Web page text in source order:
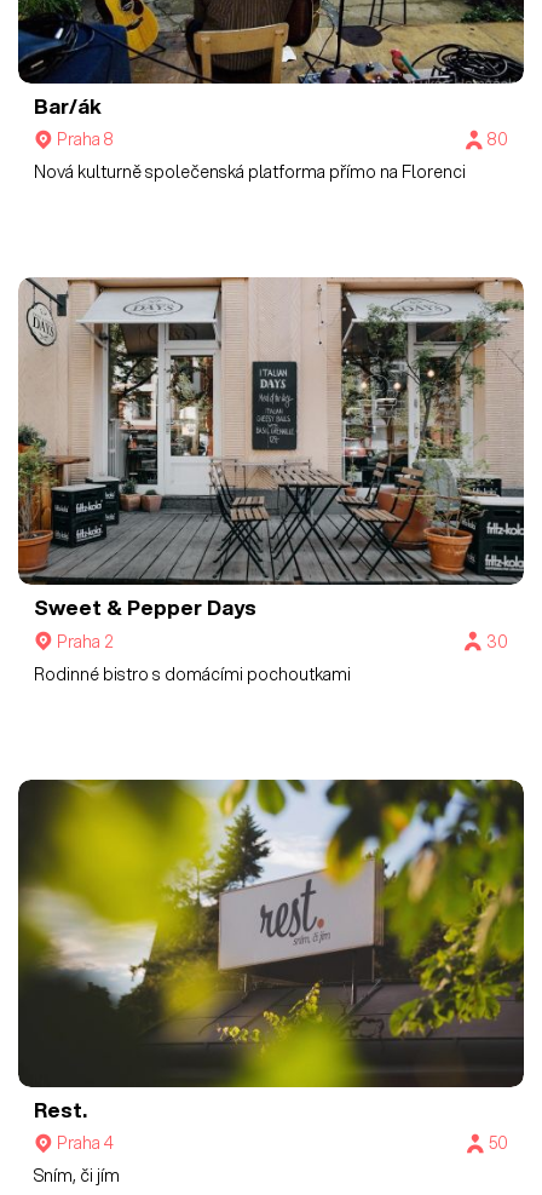
Bar/ák
Praha 8
80
Nová kulturně společenská platforma přímo na Florenci
Sweet & Pepper Days
Praha 2
30
Rodinné bistro s domácími pochoutkami
Rest.
Praha 4
50
Sním, či jím